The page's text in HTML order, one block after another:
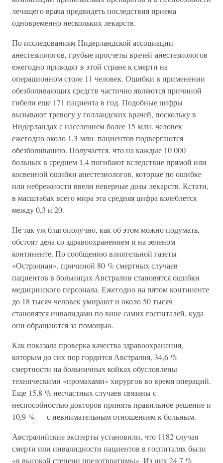
лечащего врача предвидеть последствия приема
одновременно нескольких лекарств.
По исследованиям Нидерландской ассоциации
анестезиологов, грубые просчеты врачей-анестезиологов
ежегодно приводят в этой стране к смерти на
операционном столе 11 человек. Ошибки в применении
обезболивающих средств частично являются причиной
гибели еще 171 пациента в год. Подобные цифры
вызывают тревогу у голландских врачей, поскольку в
Нидерландах с населением более 15 млн. человек
ежегодно около 1,3 млн. пациентов подвергаются
обезболиванию. Получается, что на каждые 10 000
больных в среднем 1,4 погибают вследствие прямой или
косвенной ошибки анестезиологов, которые по ошибке
или небрежности ввели неверные дозы лекарств. Кстати,
в масштабах всего мира эта средняя цифра колеблется
между 0,3 и 20.
Не так уж благополучно, как об этом можно подумать,
обстоят дела со здравоохранением и на зеленом
континенте. По сообщению влиятельной газеты
«Острэлиан», причиной 80 % смертных случаев
пациентов в больницах Австралии становятся ошибки
медицинского персонала. Ежегодно на пятом континенте
до 18 тысяч человек умирают и около 50 тысяч
становятся инвалидами по вине самих госпиталей, куда
они обращаются за помощью.
Как показала проверка качества здравоохранения,
которым до сих пор гордится Австралия, 34,6 %
смертности на больничных койках обусловлены
техническими «промахами» хирургов во время операций.
Еще 15,8 % несчастных случаев связаны с
неспособностью докторов принять правильное решение и
10,9 % — с невнимательным отношением к больным.
Австралийские эксперты установили, что 1182 случая
смерти или инвалидности пациентов в госпиталях были
«в высокой степени предотвратимы». Из них 24,7 %